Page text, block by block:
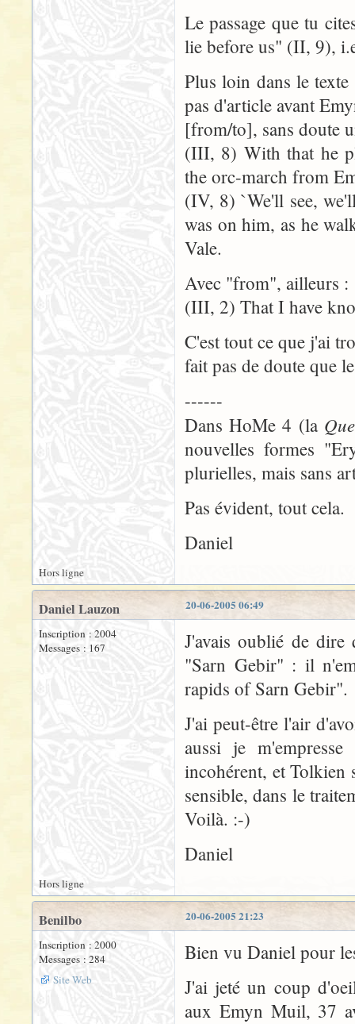
Le passage que tu
lie before us" (II, 9),
Plus loin dans le
pas d'article avant
[from/to], sans doute
(III, 8) With that he
the orc-march from
(IV, 8) `We'll see,
was on him, as he
Vale.
Avec "from", ailleurs :
(III, 2) That I have
C'est tout ce que j'ai
fait pas de doute que
------
Dans HoMe 4 (la
nouvelles formes
plurielles, mais sans
Pas évident, tout cela.
Daniel
Hors ligne
20-06-2005 06:49
Daniel Lauzon
Inscription : 2004
Messages : 167
J'avais oublié de
"Sarn Gebir" : il
rapids of Sarn Gebir".
J'ai peut-être l'air
aussi je
incohérent, et Tolkien
sensible, dans le
Voilà. :-)
Daniel
Hors ligne
20-06-2005 21:23
Benilbo
Inscription : 2000
Messages : 284
Site Web
Bien vu Daniel pour
J'ai jeté un coup
aux Emyn Muil, 37